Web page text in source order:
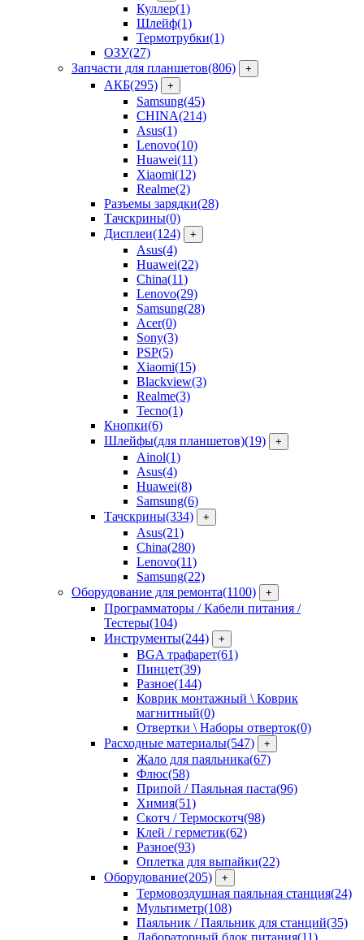
Куллер(1)
Шлейф(1)
Термотрубки(1)
ОЗУ(27)
Запчасти для планшетов(806) +
АКБ(295) +
Samsung(45)
CHINA(214)
Asus(1)
Lenovo(10)
Huawei(11)
Xiaomi(12)
Realme(2)
Разъемы зарядки(28)
Тачскрины(0)
Дисплеи(124) +
Asus(4)
Huawei(22)
China(11)
Lenovo(29)
Samsung(28)
Acer(0)
Sony(3)
PSP(5)
Xiaomi(15)
Blackview(3)
Realme(3)
Tecno(1)
Кнопки(6)
Шлейфы(для планшетов)(19) +
Ainol(1)
Asus(4)
Huawei(8)
Samsung(6)
Тачскрины(334) +
Asus(21)
China(280)
Lenovo(11)
Samsung(22)
Оборудование для ремонта(1100) +
Программаторы / Кабели питания /
Тестеры(104)
Инструменты(244) +
BGA трафарет(61)
Пинцет(39)
Разное(144)
Коврик монтажный \ Коврик
магнитный(0)
Отвертки \ Наборы отверток(0)
Расходные материалы(547) +
Жало для паяльника(67)
Флюс(58)
Припой / Паяльная паста(96)
Химия(51)
Скотч / Термоскотч(98)
Клей / герметик(62)
Разное(93)
Оплетка для выпайки(22)
Оборудование(205) +
Термовоздушная паяльная станция(24)
Мультиметр(108)
Паяльник / Паяльник для станций(35)
Лабораторный блок питания(11)